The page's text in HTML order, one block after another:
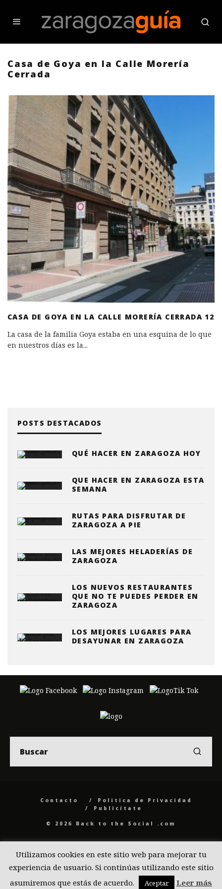
Casa de Goya en la Calle Morería
Cerrada
CASA DE GOYA EN LA CALLE MORERÍA CERRADA 12
La casa de la familia Goya estaba en una esquina de lo que
en nuestros días es la...
POSTS DESTACADOS
QUÉ HACER EN ZARAGOZA HOY
QUE HACER EN ZARAGOZA ESTA
SEMANA
RUTAS PARA DISFRUTAR DE
ZARAGOZA A PIE
LAS MEJORES HELADERÍAS DE
ZARAGOZA
LOS NUEVOS RESTAURANTES
QUE NO TE PUEDES PERDER EN
ZARAGOZA
LOS MEJORES LUGARES PARA
DESAYUNAR EN ZARAGOZA
Contacto
Politica de Privacidad
Publicítate
© 2026 Back to the Social .com
Utilizamos cookies en este sitio web para mejorar tu
experiencia de usuario. Si continúas utilizando este sitio
asumiremos que estás de acuerdo.
Aceptar Leer más